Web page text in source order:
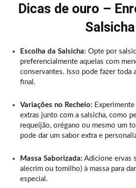
Dicas de ouro –
Salsicha
Escolha da Salsicha: Opte por
preferencialmente aquelas com
conservantes. Isso pode fazer toda
final.
Variações no Recheio:
extras junto com a salsicha, como
requeijão, orégano ou mesmo um
pode dar um sabor extra e
Massa Saborizada: Adicione ervas
alecrim ou tomilho) à massa para
especial.